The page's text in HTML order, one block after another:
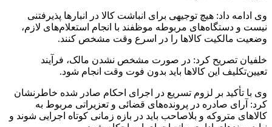
وی ادامه داد: هیچ توجیهی برای انباشت کالا در انبارها پذیرفتنی
نیست و دستگاه‌های مربوطه موظفند با انجام استعلام‌های لازم،
وضعیت مالکیت کالاها را در اسرع وقت مشخص کنند.
خلفیان تصریح کرد: در صورت مشخص نشدن مالک، فرآیند
تعیین‌تکلیف این کالاها باید بدون فوت وقت انجام شود.
وی با تأکید بر لزوم تسریع در اجرای احکام صادر شده خاطرنشان
کرد: آرای صادره در پرونده‌های قضائی و تعزیراتی مربوط به
کالاهای متروکه و بلاصاحب باید در بازه زمانی کوتاه اجرایی شوند و